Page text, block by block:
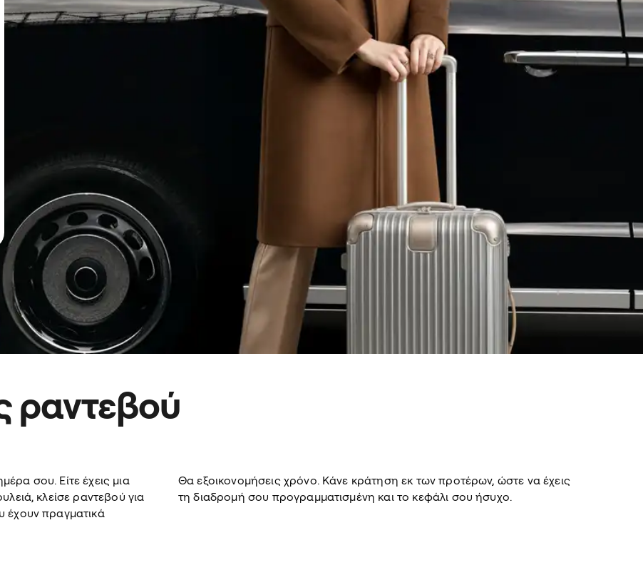
ραντεβού
σου. Είτε έχεις μια
κλείσε ραντεβού για
έχουν πραγματικά
Θα εξοικονομήσεις χρόνο. Κάνε κράτηση εκ των προτέρων, ώστε να έχεις
τη διαδρομή σου προγραμματισμένη και το κεφάλι σου ήσυχο.